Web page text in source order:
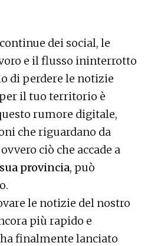
dei social, le
e il flusso ininterrotto
di perdere le notizie
il tuo territorio è
rumore digitale,
che riguardano da
ciò che accade a
provincia, può
le notizie del nostro
più rapido e
finalmente lanciato